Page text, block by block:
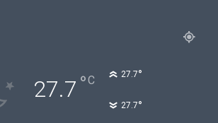
27.7 °C 27.7°
27.7°